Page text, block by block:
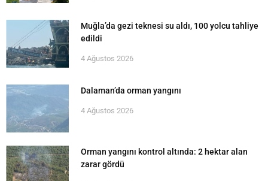
Muğla’da gezi teknesi su aldı, 100 yolcu tahliye
edildi
4 Ağustos 2026
Dalaman’da orman yangını
4 Ağustos 2026
Orman yangını kontrol altında: 2 hektar alan
zarar gördü